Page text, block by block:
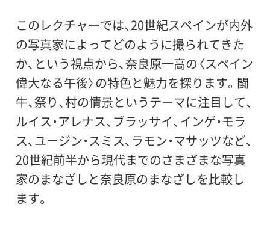
このレクチャーでは、20世紀スペインが内外
の写真家によってどのように撮られてきた
か、という視点から、奈良原一高の〈スペイン
偉大なる午後〉の特色と魅力を探ります。闘
牛、祭り、村の情景というテーマに注目して、
ルイス・アレナス、ブラッサイ、インゲ・モラ
ス、ユージン・スミス、ラモン・マサッツなど、
20世紀前半から現代までのさまざまな写真
家のまなざしと奈良原のまなざしを比較し
ます。